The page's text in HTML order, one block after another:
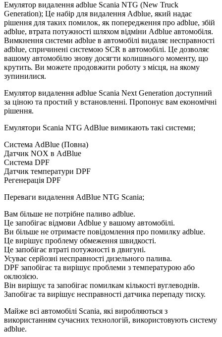
Емулятор видалення adblue Scania NTG (New Truck
Generation); Це набір для видалення Adblue, який надає
рішення для таких помилок, як попередження про adblue, збій
adblue, втрата потужності шляхом відміни Adblue автомобіля.
Вимкнення системи adblue в автомобілі видаляє несправності
adblue, спричинені системою SCR в автомобілі. Це дозволяє
вашому автомобілю знову досягти колишнього моменту, що
крутить. Ви можете продовжити роботу з місця, на якому
зупинилися.
Емулятор видалення adblue Scania Next Generation доступний
за ціною та простий у встановленні. Пропонує вам економічні
рішення.
Емулятори Scania NTG AdBlue вимикають такі системи;
Система AdBlue (Повна)
Датчик NOX в AdBlue
Система DPF
Датчик температури DPF
Регенерація DPF
Переваги видалення AdBlue NTG Scania;
Вам більше не потрібне паливо adblue.
Це запобігає відмови Adblue у вашому автомобілі.
Ви більше не отримаєте повідомлення про помилку adblue.
Це вирішує проблему обмеження швидкості.
Це запобігає втраті потужності в двигуні.
Усуває серйозні несправності дизельного палива.
DPF запобігає та вирішує проблеми з температурою або
оклюзією.
Він вирішує та запобігає помилкам кількості вуглеводнів.
Запобігає та вирішує несправності датчика перепаду тиску.
Майже всі автомобілі Scania, які виробляються з
використанням сучасних технологій, використовують систему
adblue.